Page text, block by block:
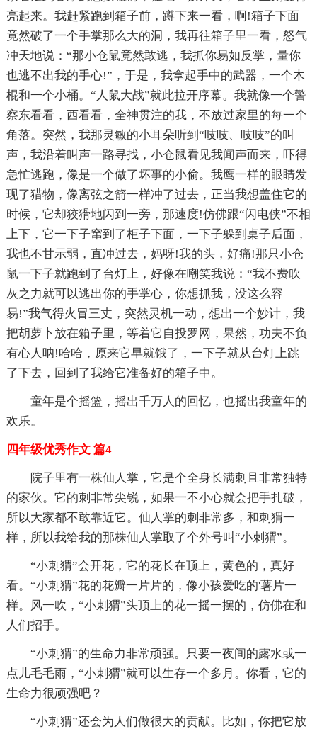
亮起来。我赶紧跑到箱子前，蹲下来一看，啊!箱子下面
竟然破了一个手掌那么大的洞，我再往箱子里一看，怒气
冲天地说：“那小仓鼠竟然敢逃，我抓你易如反掌，量你
也逃不出我的手心!”，于是，我拿起手中的武器，一个木
棍和一个小桶。“人鼠大战”就此拉开序幕。我就像一个警
察东看看，西看看，全神贯注的我，不放过家里的每一个
角落。突然，我那灵敏的小耳朵听到“吱吱、吱吱”的叫
声，我沿着叫声一路寻找，小仓鼠看见我闻声而来，吓得
急忙逃跑，像是一个做了坏事的小偷。我鹰一样的眼睛发
现了猎物，像离弦之箭一样冲了过去，正当我想盖住它的
时候，它却狡猾地闪到一旁，那速度!仿佛跟“闪电侠”不相
上下，它一下子窜到了柜子下面，一下子躲到桌子后面，
我也不甘示弱，直冲过去，妈呀!我的头，好痛!那只小仓
鼠一下子就跑到了台灯上，好像在嘲笑我说：“我不费吹
灰之力就可以逃出你的手掌心，你想抓我，没这么容
易!”我气得火冒三丈，突然灵机一动，想出一个妙计，我
把胡萝卜放在箱子里，等着它自投罗网，果然，功夫不负
有心人呐!哈哈，原来它早就饿了，一下子就从台灯上跳
了下去，回到了我给它准备好的箱子中。
童年是个摇篮，摇出千万人的回忆，也摇出我童年的
欢乐。
四年级优秀作文 篇4
院子里有一株仙人掌，它是个全身长满刺且非常独特
的家伙。它的刺非常尖锐，如果一不小心就会把手扎破，
所以大家都不敢靠近它。仙人掌的刺非常多，和刺猬一
样，所以我给我的那株仙人掌取了个外号叫“小刺猬”。
“小刺猬”会开花，它的花长在顶上，黄色的，真好
看。“小刺猬”花的花瓣一片片的，像小孩爱吃的'薯片一
样。风一吹，“小刺猬”头顶上的花一摇一摆的，仿佛在和
人们招手。
“小刺猬”的生命力非常顽强。只要一夜间的露水或一
点儿毛毛雨，“小刺猬”就可以生存一个多月。你看，它的
生命力很顽强吧？
“小刺猬”还会为人们做很大的贡献。比如，你把它放